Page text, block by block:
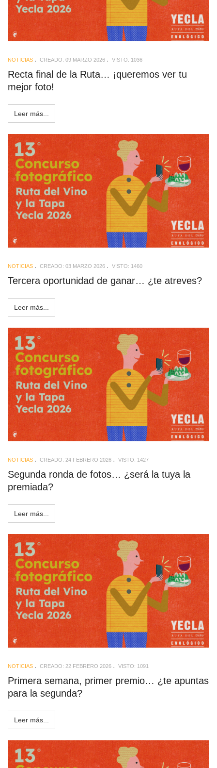
NOTICIAS CREADO: 09 MARZO 2026 VISTO: 1036
Recta final de la Ruta… ¡queremos ver tu
mejor foto!
Leer más...
NOTICIAS CREADO: 03 MARZO 2026 VISTO: 1460
Tercera oportunidad de ganar… ¿te atreves?
Leer más...
NOTICIAS CREADO: 24 FEBRERO 2026 VISTO: 1427
Segunda ronda de fotos… ¿será la tuya la
premiada?
Leer más...
NOTICIAS CREADO: 22 FEBRERO 2026 VISTO: 1091
Primera semana, primer premio… ¿te apuntas
para la segunda?
Leer más...